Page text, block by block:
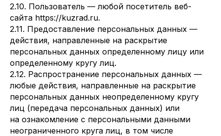
2.10. Пользователь — любой посетитель веб-
сайта https://kuzrad.ru.
2.11. Предоставление персональных данных —
действия, направленные на раскрытие
персональных данных определенному лицу или
определенному кругу лиц.
2.12. Распространение персональных данных —
любые действия, направленные на раскрытие
персональных данных неопределенному кругу
лиц (передача персональных данных) или
на ознакомление с персональными данными
неограниченного круга лиц, в том числе